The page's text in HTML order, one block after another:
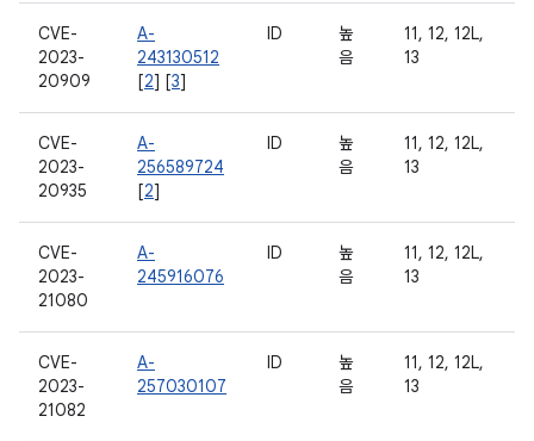
CVE-
2023-
20909
A-
243130512
[2] [3]
ID
높
음
11, 12, 12L,
13
CVE-
2023-
20935
A-
256589724
[2]
ID
높
음
11, 12, 12L,
13
CVE-
2023-
21080
A-
245916076
ID
높
음
11, 12, 12L,
13
CVE-
2023-
21082
A-
257030107
ID
높
음
11, 12, 12L,
13